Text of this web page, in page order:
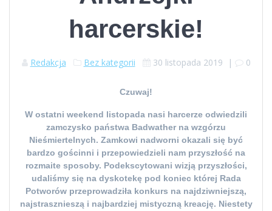
harcerskie!
Redakcja Bez kategorii 30 listopada 2019 | 0
Czuwaj!
W ostatni weekend listopada nasi harcerze odwiedzili
zamczysko państwa Badwather na wzgórzu
Nieśmiertelnych. Zamkowi nadworni okazali się być
bardzo gościnni i przepowiedzieli nam przyszłość na
rozmaite sposoby. Podekscytowani wizją przyszłości,
udaliśmy się na dyskotekę pod koniec której Rada
Potworów przeprowadziła konkurs na najdziwniejszą,
najstrasznieszą i najbardziej mistyczną kreację. Niestety